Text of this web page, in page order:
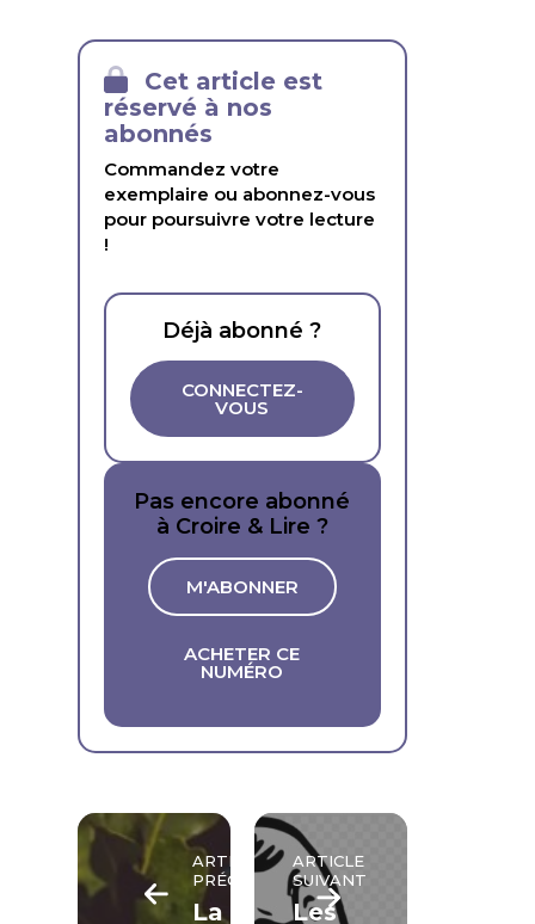
Cet article est
réservé à nos
abonnés
Commandez votre
exemplaire ou abonnez-vous
pour poursuivre votre lecture
!
Déjà abonné ?
CONNECTEZ-
VOUS
Pas encore abonné
à Croire & Lire ?
M'ABONNER
ACHETER CE
NUMÉRO
ARTICLE
PRÉCÉDENT
La
ARTICLE
SUIVANT
Les